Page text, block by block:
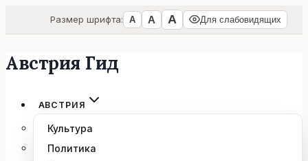
Размер шрифта: А А А Для слабовидящих
Перейти
содержимому
Австрия Гид
АВСТРИЯ
Культура
Политика